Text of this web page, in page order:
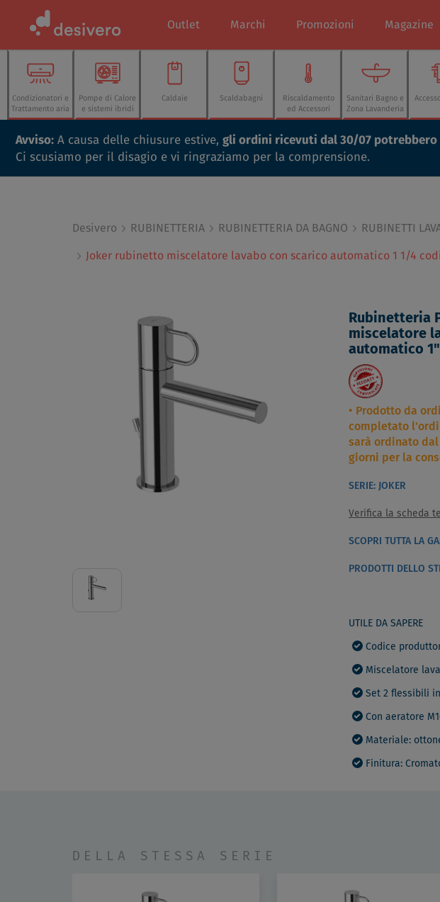
Outlet Marchi Promozioni Magazine
Condizionatori e
Trattamento aria
Pompe di Calore
e sistemi ibridi
Caldaie Scaldabagni
Riscaldamento
ed Accessori
Sanitari Bagno e
Zona Lavanderia
Avviso: A causa delle chiusure estive, gli ordini ricevuti dal 30/07
Ci scusiamo per il disagio e vi ringraziamo per la comprensione.
Desivero RUBINETTERIA RUBINETTERIA DA BAGNO
RUBINETTI
Joker rubinetto miscelatore lavabo con scarico automatico 1 1/4
Rubinetteria
miscelatore
automatico
Prodotto da
completato
sarà ordinato
giorni per la
SERIE: JOKER
Verifica la scheda
SCOPRI TUTTA LA
PRODOTTI DELLO
UTILE DA SAPERE
Codice
Miscelatore
Set 2 flessibili
Con aeratore
Materiale:
Finitura:
DELLA STESSA SERIE